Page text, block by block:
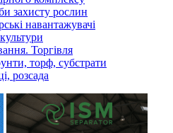
захисту рослин
навантажувачі
Торгівля
торф, субстрати
розсада